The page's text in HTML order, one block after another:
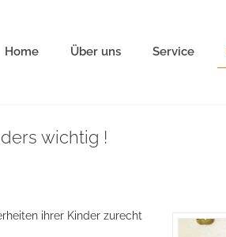
Home Über uns Service
wichtig !
ihrer Kinder zurecht